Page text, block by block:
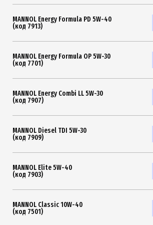
MANNOL Energy Formula PD 5W-40
(код 7913)
MANNOL Energy Formula OP 5W-30
(код 7701)
MANNOL Energy Combi LL 5W-30
(код 7907)
MANNOL Diesel TDI 5W-30
(код 7909)
MANNOL Elite 5W-40
(код 7903)
MANNOL Classic 10W-40
(код 7501)